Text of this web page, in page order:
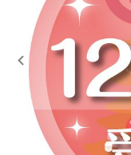
カプセルトイ
カプセルトイ
販促用空カプ
レンタル